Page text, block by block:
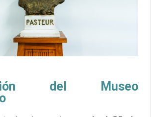
del Museo